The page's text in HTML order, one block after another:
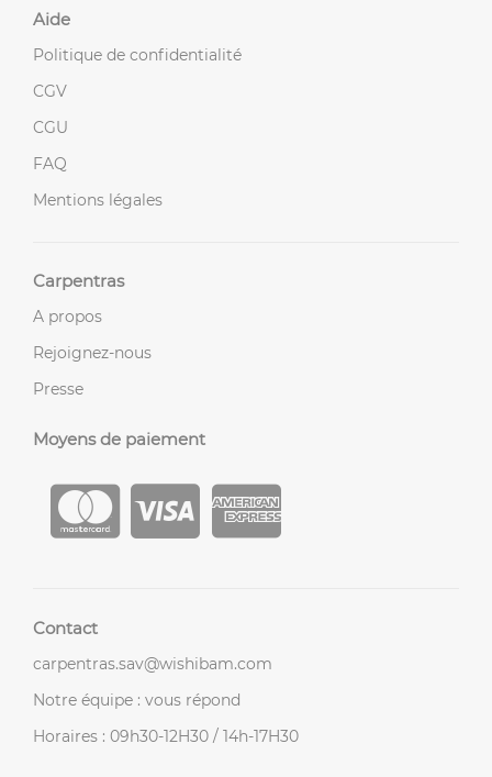
Aide
Politique de confidentialité
CGV
CGU
FAQ
Mentions légales
Carpentras
A propos
Rejoignez-nous
Presse
Moyens de paiement
Contact
carpentras.sav@wishibam.com
Notre équipe : vous répond
Horaires : 09h30-12H30 / 14h-17H30